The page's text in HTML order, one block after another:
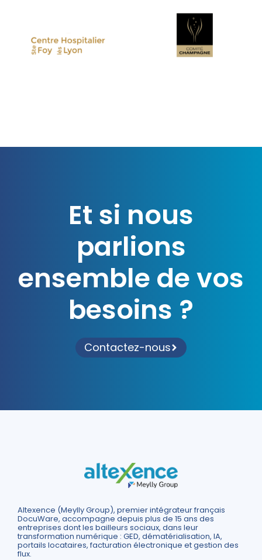
Et si nous
parlions
ensemble de vos
besoins ?
Contactez-nous
Altexence (Meylly Group), premier intégrateur français
DocuWare, accompagne depuis plus de 15 ans des
entreprises dont les bailleurs sociaux, dans leur
transformation numérique : GED, dématérialisation, IA,
portails locataires, facturation électronique et gestion des
flux.